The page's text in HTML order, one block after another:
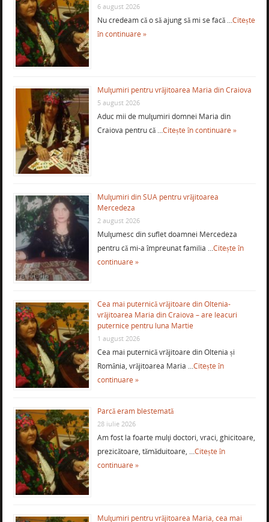
6 august 2026
Nu credeam că o să ajung să mi se facă …Citește
în continuare »
Mulţumiri pentru vrăjitoarea Maria din Craiova
5 august 2026
Aduc mii de mulţumiri domnei Maria din
Craiova pentru că …Citește în continuare »
Mulţumiri din SUA pentru vrăjitoarea
Mercedeza
2 august 2026
Mulţumesc din suflet doamnei Mercedeza
pentru că mi-a împreunat familia …Citește în
continuare »
Cea mai puternică vrăjitoare din Oltenia-
vrăjitoarea Maria din Craiova – are leacuri
puternice pentru luna Martie
1 august 2026
Cea mai puternică vrăjitoare din Oltenia și
România, vrăjitoarea Maria …Citește în
continuare »
Parcă eram blestemată
28 iulie 2026
Am fost la foarte mulţi doctori, vraci, ghicitoare,
prezicătoare, tămăduitoare, …Citește în
continuare »
Mulţumiri pentru vrăjitoarea Maria, cea mai